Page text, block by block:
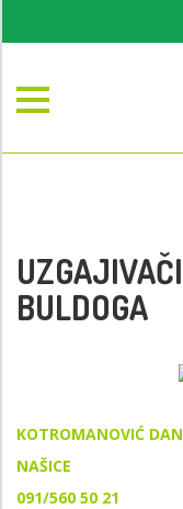
BULDOGA
KOTROMANOVIĆ
NAŠICE
091/560 50 21